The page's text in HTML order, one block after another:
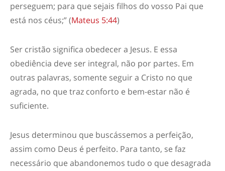
perseguem; para que sejais filhos do vosso Pai que
está nos céus;” (Mateus 5:44)
Ser cristão significa obedecer a Jesus. E essa
obediência deve ser integral, não por partes. Em
outras palavras, somente seguir a Cristo no que
agrada, no que traz conforto e bem-estar não é
suficiente.
Jesus determinou que buscássemos a perfeição,
assim como Deus é perfeito. Para tanto, se faz
necessário que abandonemos tudo o que desagrada